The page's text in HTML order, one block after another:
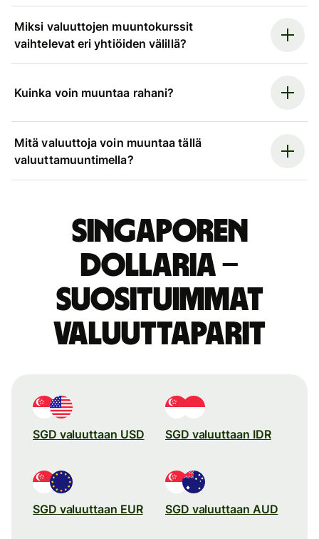
Miksi valuuttojen muuntokurssit
vaihtelevat eri yhtiöiden välillä?
Kuinka voin muuntaa rahani?
Mitä valuuttoja voin muuntaa tällä
valuuttamuuntimella?
Singaporen
dollaria –
suosituimmat
valuuttaparit
SGD valuuttaan USD SGD valuuttaan IDR
SGD valuuttaan EUR SGD valuuttaan AUD